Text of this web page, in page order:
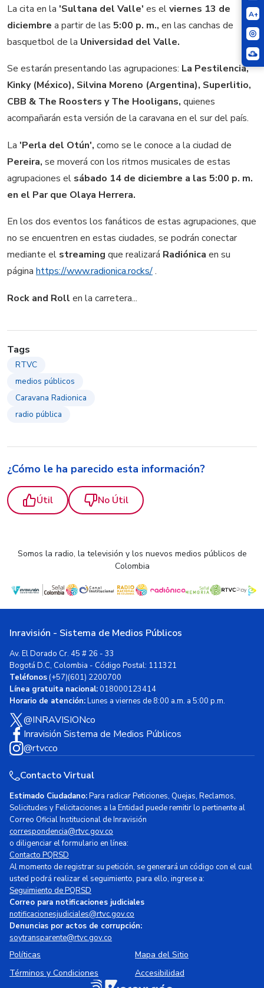
A+
La cita en la 'Sultana del Valle' es elviernes 13 de
diciembre a partir de las 5:00 p. m., en las canchas de
basquetbol de la Universidad del Valle.
Se estarán presentando las agrupaciones: La Pestilencia,
Kinky (México), Silvina Moreno (Argentina), Superlitio,
CBB & The Roosters y The Hooligans, quienes
acompañarán esta versión de la caravana en el sur del país.
La 'Perla del Otún', como se le conoce a la ciudad de
Pereira, se moverá con los ritmos musicales de estas
agrupaciones el sábado 14 de diciembre a las 5:00 p. m.
en el Par que Olaya Herrera.
En los dos eventos los fanáticos de estas agrupaciones, que
no se encuentren en estas ciudades, se podrán conectar
mediante el streaming que realizará Radiónica en su
página https://www.radionica.rocks/.
Rock and Roll en la carretera...
Tags
RTVC
medios públicos
Caravana Radionica
radio pública
¿Cómo le ha parecido esta información?
Útil No Útil
Somos la radio, la televisión y los nuevos medios públicos de
Colombia
Inravisión - Sistema de Medios Públicos
Av. El Dorado Cr. 45 # 26 - 33
Bogotá D.C, Colombia - Código Postal: 111321
Teléfonos(+57)(601) 2200700
Línea gratuita nacional:018000123414
Horario de atención:Lunes a viernes de 8:00 a.m. a 5:00 p.m.
@INRAVISIONco
Inravisión Sistema de Medios Públicos
@rtvcco
Contacto Virtual
Estimado Ciudadano:Para radicar Peticiones, Quejas, Reclamos,
Solicitudes y Felicitaciones a la Entidad puede remitir lo pertinente al
Correo Oficial Institucional de Inravisión
correspondencia@rtvc.gov.co
o diligenciar el formulario en línea:
Contacto PQRSD
Al momento de registrar su petición, se generará un código con el cual
usted podrá realizar el seguimiento, para ello, ingrese a:
Seguimiento de PQRSD
Correo para notificaciones judiciales
notificacionesjudiciales@rtvc.gov.co
Denuncias por actos de corrupción:
soytransparente@rtvc.gov.co
Políticas
Mapa del Sitio
Términos y Condiciones
Accesibilidad